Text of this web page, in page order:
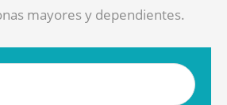
mayores y dependientes.